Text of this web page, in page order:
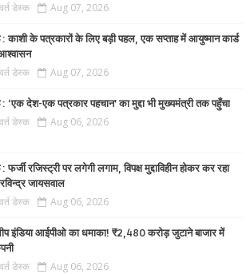
डेस्क Aug 07, 2026
के पत्रकारों के लिए बड़ी पहल, एक सप्ताह में आयुष्मान कार्ड
डेस्क Aug 07, 2026
देश-एक पत्रकार पहचान’ का मुद्दा भी मुख्यमंत्री तक पहुँचा
डेस्क Aug 06, 2026
रजिस्ट्री पर लगेगी लगाम, विपक्ष मुद्दाविहीन होकर कर रहा
जायसवाल
डेस्क Aug 06, 2026
इंडिया आईपीओ का धमाका! ₹2,480 करोड़ जुटाने बाजार में
डेस्क Aug 06, 2026